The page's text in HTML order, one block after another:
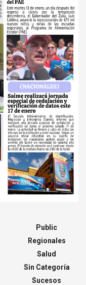
Public
Regionales
Salud
Sin Categoría
Sucesos